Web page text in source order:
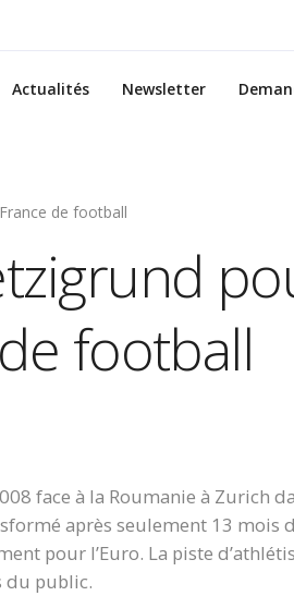
Actualités Newsletter
de football
football
face à la Roumanie à Zurich
après seulement 13 mois
pour l’Euro. La piste
du public.